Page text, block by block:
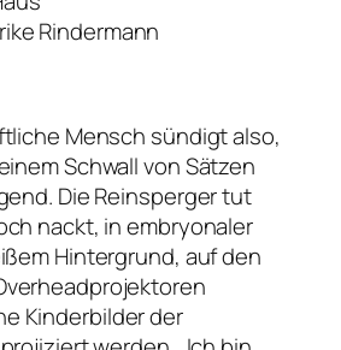
Rindermann
Mensch sündigt also,
Schwall von Sätzen
Die Reinsperger tut
nackt, in embryonaler
Hintergrund, auf den
Kinderbilder der